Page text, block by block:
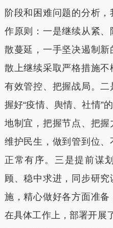
阶段和困难问题的分析
作原则：一是继续从紧
散蔓延，一手坚决遏制
散上继续采取严格措施不
有效管控、把握战局。
握好“疫情、舆情、社情”
地制宜，把握节点、把
维护民生，做到管到位
正常有序。三是提前谋
顾、稳中求进，同步研
施，精心做好各方面准备
在具体工作上，部署开展